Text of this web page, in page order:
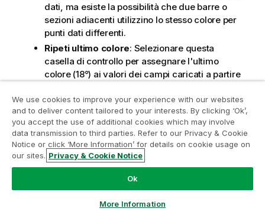
dati, ma esiste la possibilità che due barre o
sezioni adiacenti utilizzino lo stesso colore per
punti dati differenti.
Ripeti ultimo colore: Selezionare questa
casella di controllo per assegnare l'ultimo
colore (18°) ai valori dei campi caricati a partire
casella di controllo, al 19° valore (secondo
l'ordine di caricamento originale) viene
assegnato il primo colore, al 20° valore il
secondo colore e così via.
Un grafico a blocchi è in grado di visualizzare un
Partecipa al programma Analytics
Modernization
Modernizza senza compromettere le tue preziose app
QlikView con il programma Analytics Modernization.
clic qui
ampquestions@qlik.com
We use cookies to improve your experience with our websites
and to deliver content tailored to your interests. By clicking ‘Ok’,
you accept the use of additional cookies which may involve
data transmission to third parties. Refer to our Privacy & Cookie
Notice or click ‘More Information’ for details on cookie usage on
our sites. Privacy & Cookie Notice
Ok
More Information